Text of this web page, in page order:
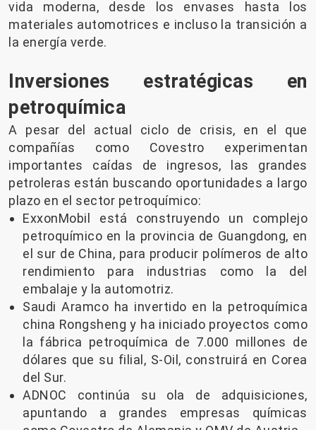
vida moderna, desde los envases hasta los
materiales automotrices e incluso la transición a
la energía verde.
Inversiones estratégicas en
petroquímica
A pesar del actual ciclo de crisis, en el que
compañías como Covestro experimentan
importantes caídas de ingresos, las grandes
petroleras están buscando oportunidades a largo
plazo en el sector petroquímico:
ExxonMobil está construyendo un complejo
petroquímico en la provincia de Guangdong, en
el sur de China, para producir polímeros de alto
rendimiento para industrias como la del
embalaje y la automotriz.
Saudi Aramco ha invertido en la petroquímica
china Rongsheng y ha iniciado proyectos como
la fábrica petroquímica de 7.000 millones de
dólares que su filial, S-Oil, construirá en Corea
del Sur.
ADNOC continúa su ola de adquisiciones,
apuntando a grandes empresas químicas